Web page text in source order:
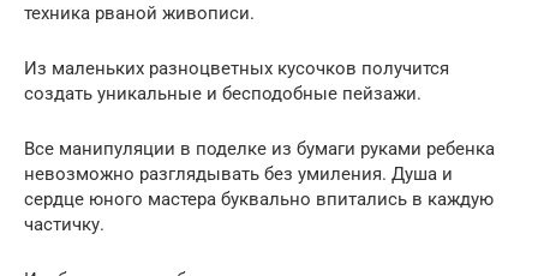
техника рваной живописи.
Из маленьких разноцветных кусочков получится
создать уникальные и бесподобные пейзажи.
Все манипуляции в поделке из бумаги руками ребенка
невозможно разглядывать без умиления. Душа и
сердце юного мастера буквально впитались в каждую
частичку.